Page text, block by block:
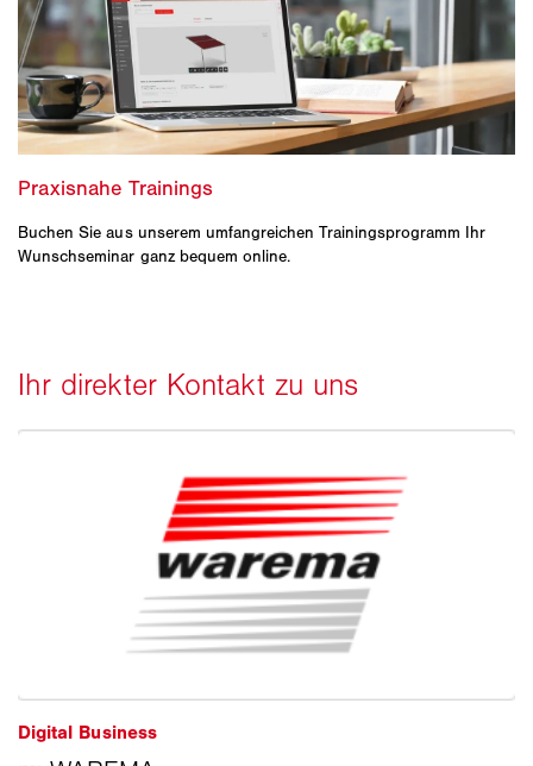
Buchen Sie aus unserem umfangreichen Trainingsprogramm Ihr
Wunschseminar ganz bequem online.